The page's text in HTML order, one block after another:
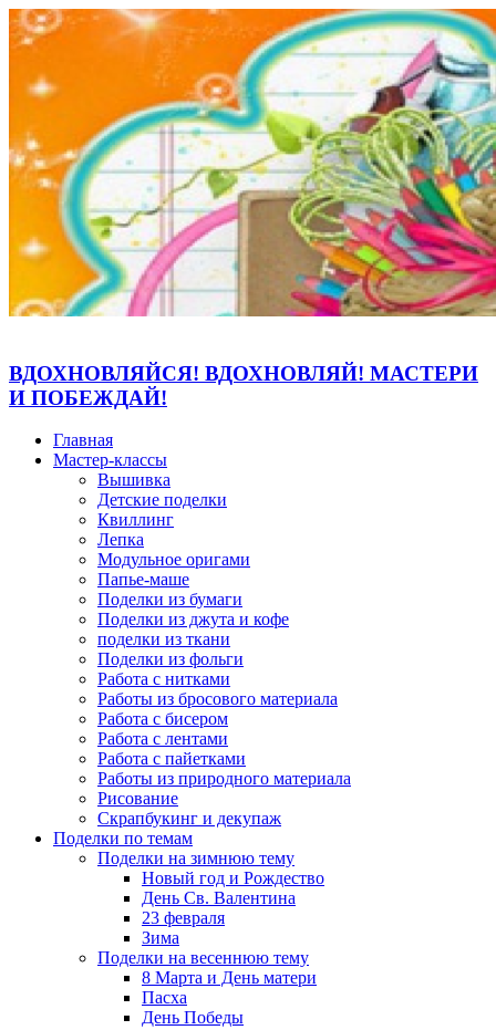
ВДОХНОВЛЯЙСЯ! ВДОХНОВЛЯЙ! МАСТЕРИ
И ПОБЕЖДАЙ!
Главная
Мастер-классы
Вышивка
Детские поделки
Квиллинг
Лепка
Модульное оригами
Папье-маше
Поделки из бумаги
Поделки из джута и кофе
поделки из ткани
Поделки из фольги
Работа с нитками
Работы из бросового материала
Работа с бисером
Работа с лентами
Работа с пайетками
Работы из природного материала
Рисование
Скрапбукинг и декупаж
Поделки по темам
Поделки на зимнюю тему
Новый год и Рождество
День Св. Валентина
23 февраля
Зима
Поделки на весеннюю тему
8 Марта и День матери
Пасха
День Победы